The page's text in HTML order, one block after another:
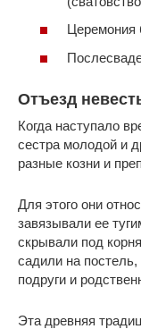
Церемония
Отъезд
Когда наступало
сестра молодой и
разные козни и
Для этого они
завязывали ее
скрывали под
садили на постель,
подруги и
Эта древняя